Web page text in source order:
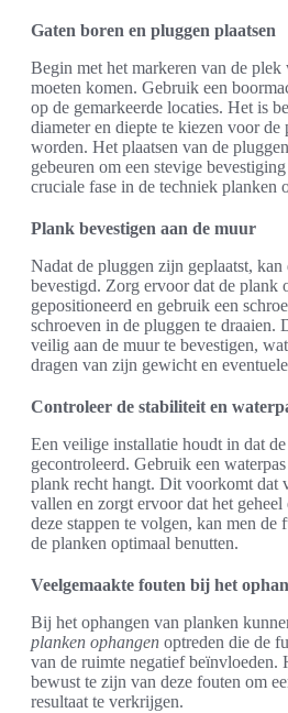
Gaten boren en pluggen plaatsen
Begin met het markeren van de plek
moeten komen. Gebruik een
op de gemarkeerde locaties. Het is
diameter en diepte te kiezen voor
worden. Het plaatsen van de
gebeuren om een stevige
cruciale fase in de techniek planken
Plank bevestigen aan de muur
Nadat de pluggen zijn geplaatst,
bevestigd. Zorg ervoor dat de plank
gepositioneerd en gebruik een
schroeven in de pluggen te draaien.
veilig aan de muur te bevestigen,
dragen van zijn gewicht en
Controleer de stabiliteit en
Een veilige installatie houdt in dat
gecontroleerd. Gebruik een
plank recht hangt. Dit voorkomt dat
vallen en zorgt ervoor dat het
deze stappen te volgen, kan men de
de planken optimaal benutten.
Veelgemaakte fouten bij het
Bij het ophangen van planken
planken ophangen optreden die de
van de ruimte negatief beïnvloeden.
bewust te zijn van deze fouten om
resultaat te verkrijgen.